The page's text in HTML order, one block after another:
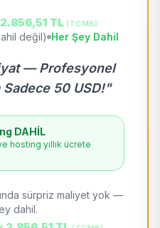
2.856,51 TL (TCMB)
değil) Her Şey Dahil
— Profesyonel
Sadece 50 USD!"
DAHİL
hosting yıllık ücrete
sürpriz maliyet yok —
dahil.